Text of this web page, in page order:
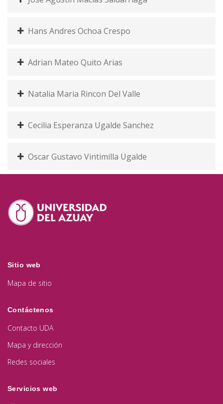
Hans Andres Ochoa Crespo
Adrian Mateo Quito Arias
Natalia Maria Rincon Del Valle
Cecilia Esperanza Ugalde Sanchez
Oscar Gustavo Vintimilla Ugalde
Sitio web
Mapa de sitio
Contáctenos
Contacto UDA
Mapa y dirección
Redes sociales
Servicios web